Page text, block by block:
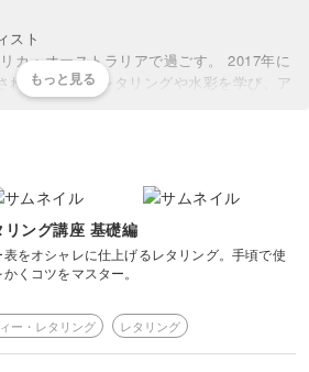
スト
カ・オーストラリアで過ごす。 2017年に
れ、独学にてレタリングや水彩を学び、ア
活動を始める。 様々な色合いを使った水
ゴの作成、ベビーアイテムやウェディン
リング講座 基礎編
をオシャレに仕上げるレタリング。手頃で使
くコツをマスター。
ー・レタリング レタリング